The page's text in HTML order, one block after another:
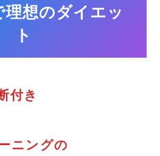
理想のダイエッ
ト
付き
ニングの